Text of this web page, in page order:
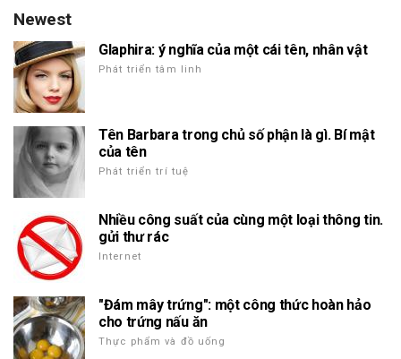
Newest
Glaphira: ý nghĩa của một cái tên, nhân vật
Phát triển tâm linh
Tên Barbara trong chủ số phận là gì. Bí mật
của tên
Phát triển trí tuệ
Nhiều công suất của cùng một loại thông tin.
gửi thư rác
Internet
"Đám mây trứng": một công thức hoàn hảo
cho trứng nấu ăn
Thực phẩm và đồ uống